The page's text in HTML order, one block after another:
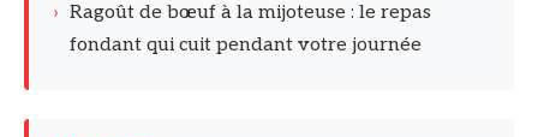
› Ragoût de bœuf à la mijoteuse : le repas
fondant qui cuit pendant votre journée